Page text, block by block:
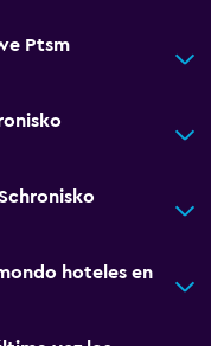
Ptsm
hoteles en